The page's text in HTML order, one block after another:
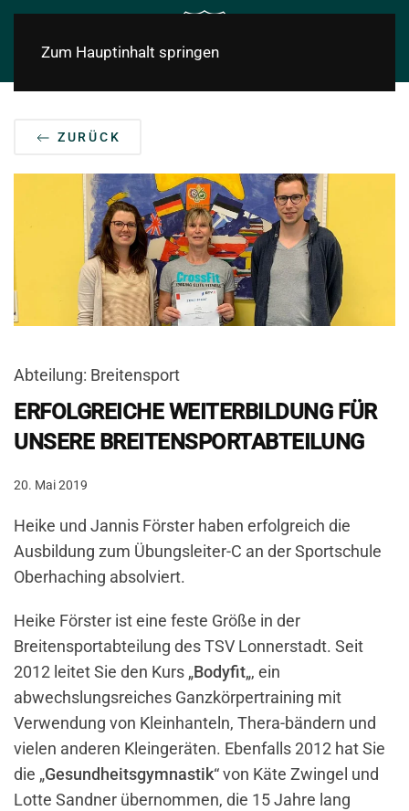
Zum Hauptinhalt springen
ZURÜCK
Abteilung: Breitensport
ERFOLGREICHE WEITERBILDUNG FÜR
UNSERE BREITENSPORTABTEILUNG
20. Mai 2019
Heike und Jannis Förster haben erfolgreich die
Ausbildung zum Übungsleiter-C an der Sportschule
Oberhaching absolviert.
Heike Förster ist eine feste Größe in der
Breitensportabteilung des TSV Lonnerstadt. Seit
2012 leitet Sie den Kurs „Bodyfit„, ein
abwechslungsreiches Ganzkörpertraining mit
Verwendung von Kleinhanteln, Thera-bändern und
vielen anderen Kleingeräten. Ebenfalls 2012 hat Sie
die „Gesundheitsgymnastik“ von Käte Zwingel und
Lotte Sandner übernommen, die 15 Jahre lang